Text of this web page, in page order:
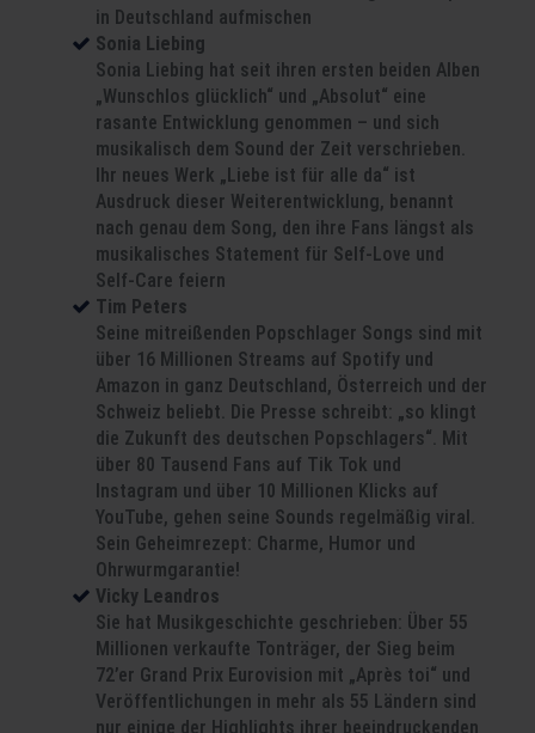
in Deutschland aufmischen
Sonia Liebing
Sonia Liebing hat seit ihren ersten beiden Alben
„Wunschlos glücklich“ und „Absolut“ eine
rasante Entwicklung genommen – und sich
musikalisch dem Sound der Zeit verschrieben.
Ihr neues Werk „Liebe ist für alle da“ ist
Ausdruck dieser Weiterentwicklung, benannt
nach genau dem Song, den ihre Fans längst als
musikalisches Statement für Self-Love und
Self-Care feiern
Tim Peters
Seine mitreißenden Popschlager Songs sind mit
über 16 Millionen Streams auf Spotify und
Amazon in ganz Deutschland, Österreich und der
Schweiz beliebt. Die Presse schreibt: „so klingt
die Zukunft des deutschen Popschlagers“. Mit
über 80 Tausend Fans auf Tik Tok und
Instagram und über 10 Millionen Klicks auf
YouTube, gehen seine Sounds regelmäßig viral.
Sein Geheimrezept: Charme, Humor und
Ohrwurmgarantie!
Vicky Leandros
Sie hat Musikgeschichte geschrieben: Über 55
Millionen verkaufte Tonträger, der Sieg beim
72’er Grand Prix Eurovision mit „Après toi“ und
Veröffentlichungen in mehr als 55 Ländern sind
nur einige der Highlights ihrer beeindruckenden